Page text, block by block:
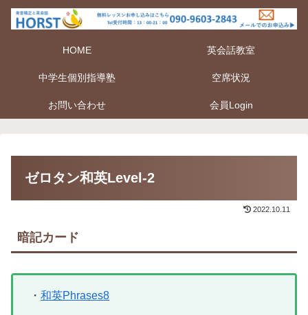
HOME 英会話教室
中学生個別指導塾 空席状況
お問い合わせ 会員Login
ゼロタン和英Level-2
2022.10.11
暗記カード
・ 和英Phrases8